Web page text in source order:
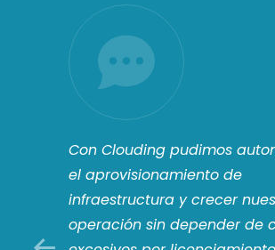
Con Clouding pudimos
el aprovisionamiento de
infraestructura y crecer
operación sin depender de